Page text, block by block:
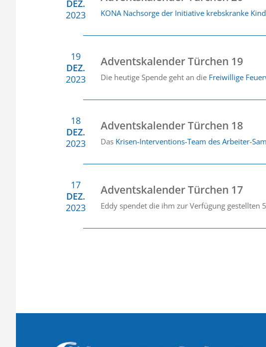
DEZ.
2023
KONA Nachsorge der Initiative krebskranke
19
DEZ.
2023
Adventskalender Türchen 19
Die heutige Spende geht an die Freiwillige
18
DEZ.
2023
Adventskalender Türchen 18
Das Krisen-Interventions-Team des Arbeiter-
17
DEZ.
2023
Adventskalender Türchen 17
Eddy spendet die ihm zur Verfügung gestellten